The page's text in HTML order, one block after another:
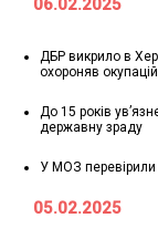
06.02.2025
ДБР викрило в
охороняв
До 15 років
державну зраду
У МОЗ перевірили
05.02.2025